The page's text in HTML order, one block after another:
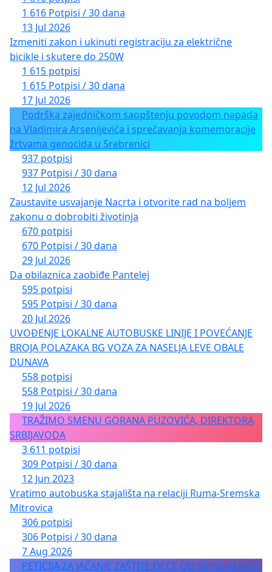
1 616 Potpisi / 30 dana
13 Jul 2026
Izmeniti zakon i ukinuti registraciju za električne
bicikle i skutere do 250W
1 615 potpisi
1 615 Potpisi / 30 dana
17 Jul 2026
Podrška zajedničkom saopštenju povodom napada
na Vladimira Arsenijevića i sprečavanja komemoracije
žrtvama genocida u Srebrenici
937 potpisi
937 Potpisi / 30 dana
12 Jul 2026
Zaustavite usvajanje Nacrta i otvorite rad na boljem
zakonu o dobrobiti životinja
670 potpisi
670 Potpisi / 30 dana
29 Jul 2026
Da obilaznica zaobiđe Pantelej
595 potpisi
595 Potpisi / 30 dana
20 Jul 2026
UVOĐENJE LOKALNE AUTOBUSKE LINIJE I POVEĆANJE
BROJA POLAZAKA BG VOZA ZA NASELJA LEVE OBALE
DUNAVA
558 potpisi
558 Potpisi / 30 dana
19 Jul 2026
TRAŽIMO SMENU GORANA PUZOVIĆA, DIREKTORA
SRBIJAVODA
3 611 potpisi
309 Potpisi / 30 dana
12 Jun 2023
Vratimo autobuska stajališta na relaciji Ruma-Sremska
Mitrovica
306 potpisi
306 Potpisi / 30 dana
7 Aug 2026
PETICIJA ZA JAČANJE ZAŠTITE DECE OD SEKSUALNOG